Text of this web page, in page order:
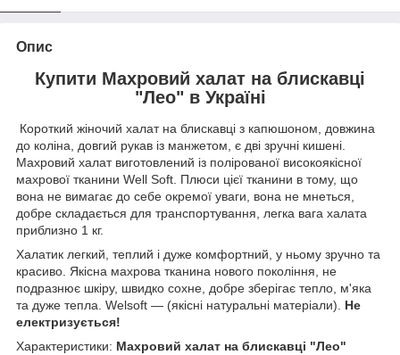
Опис
Купити Махровий халат на блискавці
"Лео" в Україні
Короткий жіночий халат на блискавці з капюшоном, довжина
до коліна, довгий рукав із манжетом, є дві зручні кишені.
Махровий халат виготовлений із полірованої високоякісної
махрової тканини Well Soft. Плюси цієї тканини в тому, що
вона не вимагає до себе окремої уваги, вона не мнеться,
добре складається для транспортування, легка вага халата
приблизно 1 кг.
Халатик легкий, теплий і дуже комфортний, у ньому зручно та
красиво. Якісна махрова тканина нового покоління, не
подразнює шкіру, швидко сохне, добре зберігає тепло, м'яка
та дуже тепла. Welsoft — (якісні натуральні матеріали). Не
електризується!
Характеристики: Махровий халат на блискавці "Лео"